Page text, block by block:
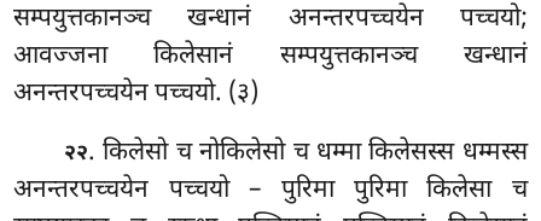
सम्पयुत्तकानञ्च खन्धानं अनन्तरपच्चयेन पच्चयो;
आवज्जना किलेसानं सम्पयुत्तकानञ्च खन्धानं
अनन्तरपच्चयेन पच्चयो. (३)
२२. किलेसो च नोकिलेसो च धम्मा किलेसस्स धम्मस्स
अनन्तरपच्चयेन पच्चयो – पुरिमा पुरिमा किलेसा च